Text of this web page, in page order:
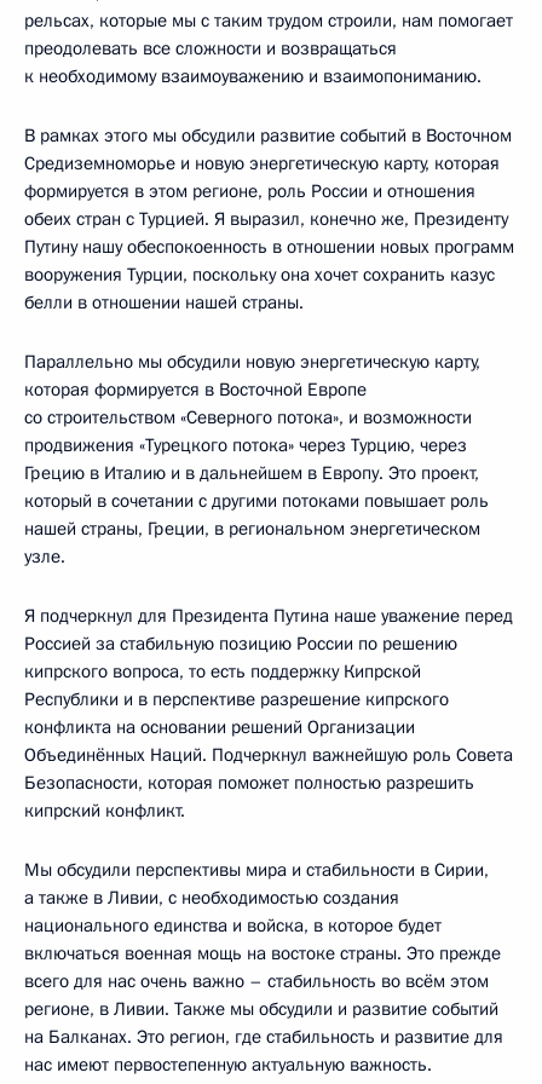
рельсах, которые мы с таким трудом строили, нам помогает
преодолевать все сложности и возвращаться
к необходимому взаимоуважению и взаимопониманию.
В рамках этого мы обсудили развитие событий в Восточном
Средиземноморье и новую энергетическую карту, которая
формируется в этом регионе, роль России и отношения
обеих стран с Турцией. Я выразил, конечно же, Президенту
Путину нашу обеспокоенность в отношении новых программ
вооружения Турции, поскольку она хочет сохранить казус
белли в отношении нашей страны.
Параллельно мы обсудили новую энергетическую карту,
которая формируется в Восточной Европе
со строительством «Северного потока», и возможности
продвижения «Турецкого потока» через Турцию, через
Грецию в Италию и в дальнейшем в Европу. Это проект,
который в сочетании с другими потоками повышает роль
нашей страны, Греции, в региональном энергетическом
узле.
Я подчеркнул для Президента Путина наше уважение перед
Россией за стабильную позицию России по решению
кипрского вопроса, то есть поддержку Кипрской
Республики и в перспективе разрешение кипрского
конфликта на основании решений Организации
Объединённых Наций. Подчеркнул важнейшую роль Совета
Безопасности, которая поможет полностью разрешить
кипрский конфликт.
Мы обсудили перспективы мира и стабильности в Сирии,
а также в Ливии, с необходимостью создания
национального единства и войска, в которое будет
включаться военная мощь на востоке страны. Это прежде
всего для нас очень важно – стабильность во всём этом
регионе, в Ливии. Также мы обсудили и развитие событий
на Балканах. Это регион, где стабильность и развитие для
нас имеют первостепенную актуальную важность.